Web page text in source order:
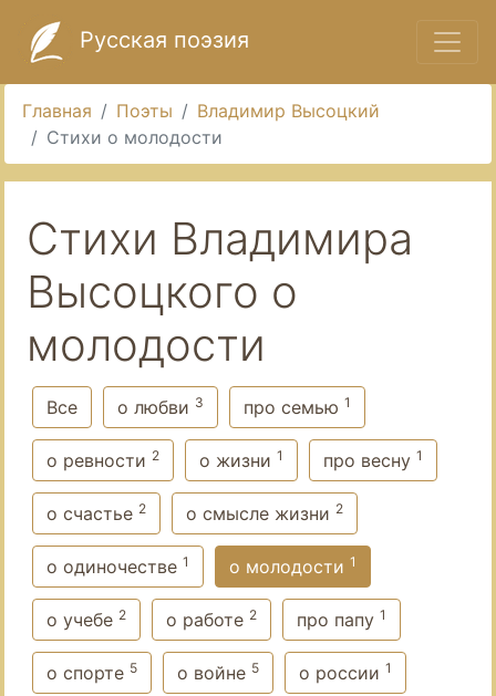
Русская поэзия
Главная Поэты
Владимир Высоцкий
Стихи о молодости
Стихи Владимира
Высоцкого о
молодости
Все о любви 3 про семью 1
о ревности 2 о жизни 1 про весну 1
о счастье 2 о смысле жизни 2
о одиночестве 1 о молодости 1
о учебе 2 о работе 2 про папу 1
о спорте 5 о войне 5 о россии 1